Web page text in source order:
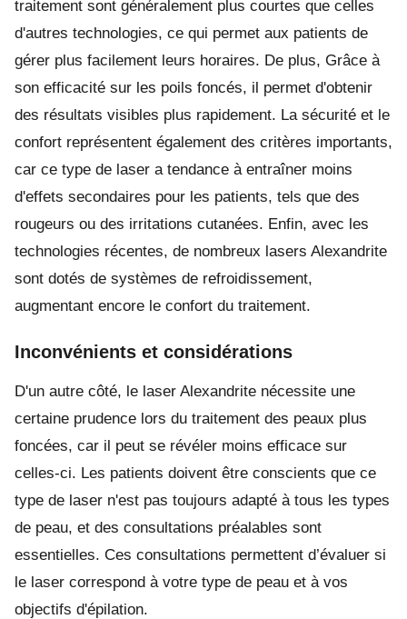
traitement sont généralement plus courtes que celles
d'autres technologies, ce qui permet aux patients de
gérer plus facilement leurs horaires. De plus, Grâce à
son efficacité sur les poils foncés, il permet d'obtenir
des résultats visibles plus rapidement. La sécurité et le
confort représentent également des critères importants,
car ce type de laser a tendance à entraîner moins
d'effets secondaires pour les patients, tels que des
rougeurs ou des irritations cutanées. Enfin, avec les
technologies récentes, de nombreux lasers Alexandrite
sont dotés de systèmes de refroidissement,
augmentant encore le confort du traitement.
Inconvénients et considérations
D'un autre côté, le laser Alexandrite nécessite une
certaine prudence lors du traitement des peaux plus
foncées, car il peut se révéler moins efficace sur
celles-ci. Les patients doivent être conscients que ce
type de laser n'est pas toujours adapté à tous les types
de peau, et des consultations préalables sont
essentielles. Ces consultations permettent d’évaluer si
le laser correspond à votre type de peau et à vos
objectifs d'épilation.